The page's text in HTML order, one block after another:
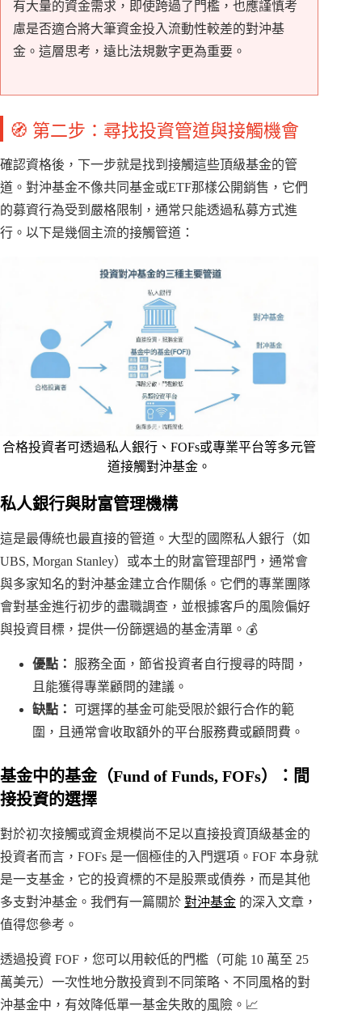
有大量的資金需求，即使跨過了門檻，也應謹慎考
慮是否適合將大筆資金投入流動性較差的對沖基
金。這層思考，遠比法規數字更為重要。
🧭 第二步：尋找投資管道與接觸機會
確認資格後，下一步就是找到接觸這些頂級基金的管
道。對沖基金不像共同基金或ETF那樣公開銷售，它們
的募資行為受到嚴格限制，通常只能透過私募方式進
行。以下是幾個主流的接觸管道：
合格投資者可透過私人銀行、FOFs或專業平台等多元管
道接觸對沖基金。
私人銀行與財富管理機構
這是最傳統也最直接的管道。大型的國際私人銀行（如
UBS, Morgan Stanley）或本土的財富管理部門，通常會
與多家知名的對沖基金建立合作關係。它們的專業團隊
會對基金進行初步的盡職調查，並根據客戶的風險偏好
與投資目標，提供一份篩選過的基金清單。💰
優點：
服務全面，節省投資者自行搜尋的時間，
且能獲得專業顧問的建議。
缺點：
可選擇的基金可能受限於銀行合作的範
圍，且通常會收取額外的平台服務費或顧問費。
基金中的基金（Fund of Funds, FOFs）：間
接投資的選擇
對於初次接觸或資金規模尚不足以直接投資頂級基金的
投資者而言，FOFs 是一個極佳的入門選項。FOF 本身就
是一支基金，它的投資標的不是股票或債券，而是其他
多支對沖基金。我們有一篇關於 對沖基金 的深入文章，
值得您參考。
透過投資 FOF，您可以用較低的門檻（可能 10 萬至 25
萬美元）一次性地分散投資到不同策略、不同風格的對
沖基金中，有效降低單一基金失敗的風險。📈